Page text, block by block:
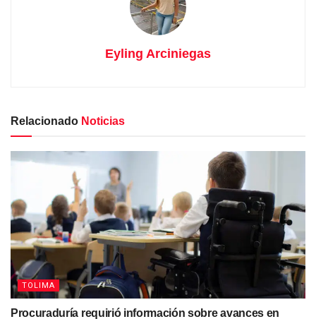
Eyling Arciniegas
Relacionado Noticias
TOLIMA
Procuraduría requirió información sobre avances en